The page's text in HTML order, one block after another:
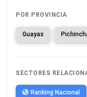
POR PROVINCIA
Guayas
SECTORES
Ranking Nacional